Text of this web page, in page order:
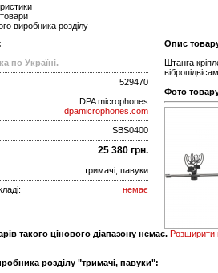
виробника розділу
по Україні.
529470
DPA microphones
dpamicrophones.com
SBS0400
25 380 грн.
тримачі, павуки
немає
Опис
Штанга
Фото
такого цінового діапазону немає. Розширити
розділу "тримачі, павуки":